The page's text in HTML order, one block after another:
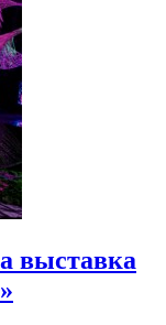
выставка